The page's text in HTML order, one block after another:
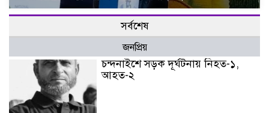
সর্বশেষ
জনপ্রিয়
চন্দনাইশে সড়ক দূর্ঘটনায় নিহত-১,
আহত-২